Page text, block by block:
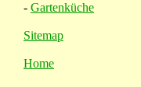
- Gartenküche
Sitemap
Home